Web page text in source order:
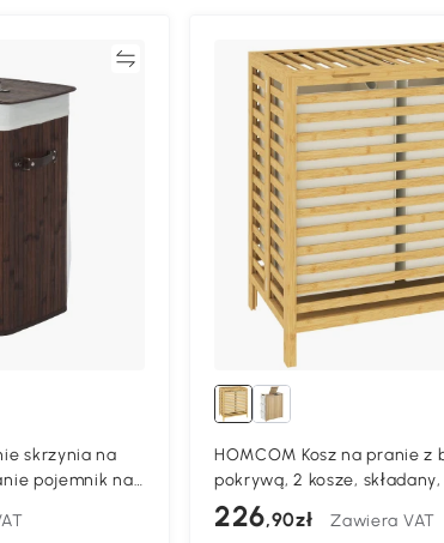
skrzynia na
pojemnik na
bambus
HOMCOM Kosz na pranie z
pokrywą, 2 kosze, składany,
naturalny i kremowobiały
226,90zł Zawiera VAT